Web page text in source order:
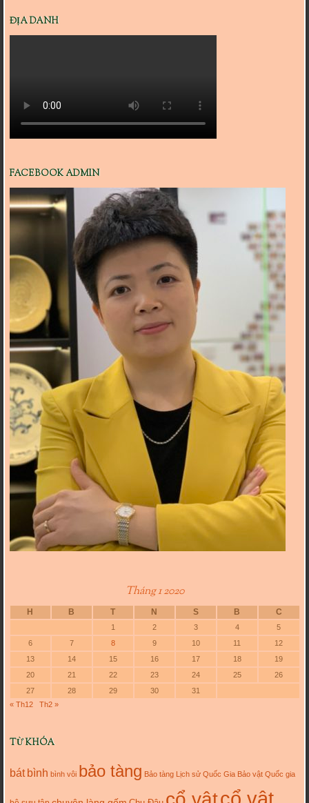
ĐỊA DANH
FACEBOOK ADMIN
Tháng 1 2020
H B T N S B C
1 2 3 4
5
6
7 8 9 10 11
12
13
14 15 16 17 18
19
20
21 22 23 24 25
26
27
28 29 30
31
« Th12
Th2 »
TỪ KHÓA
bát bình bình vôi bảo tàng Bảo tàng Lịch sử Quốc Gia Bảo vật Quốc gia
cổ vật